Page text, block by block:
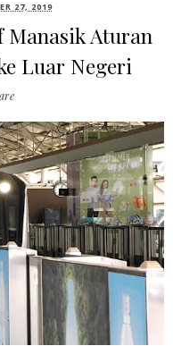
27, 2019
Manasik Aturan
Luar Negeri